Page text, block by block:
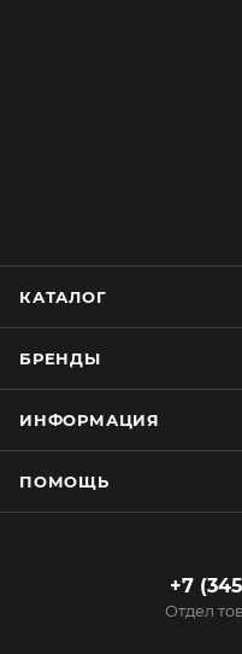
КАТАЛОГ
БРЕНДЫ
ИНФОРМАЦИЯ
ПОМОЩЬ
+7
Отдел